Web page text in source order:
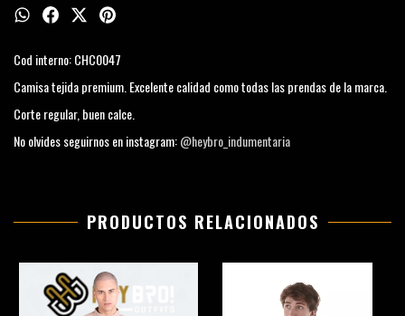
Cod interno: CHC0047
Camisa tejida premium. Excelente calidad como todas las prendas de la marca.
Corte regular, buen calce.
No olvides seguirnos en instagram:@heybro_indumentaria
PRODUCTOS RELACIONADOS